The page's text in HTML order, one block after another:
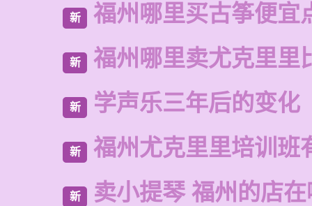
新 福州哪里买古筝便宜
新 福州哪里卖尤克里里
新 学声乐三年后的变化
新 福州尤克里里培训班
新 卖小提琴 福州的店